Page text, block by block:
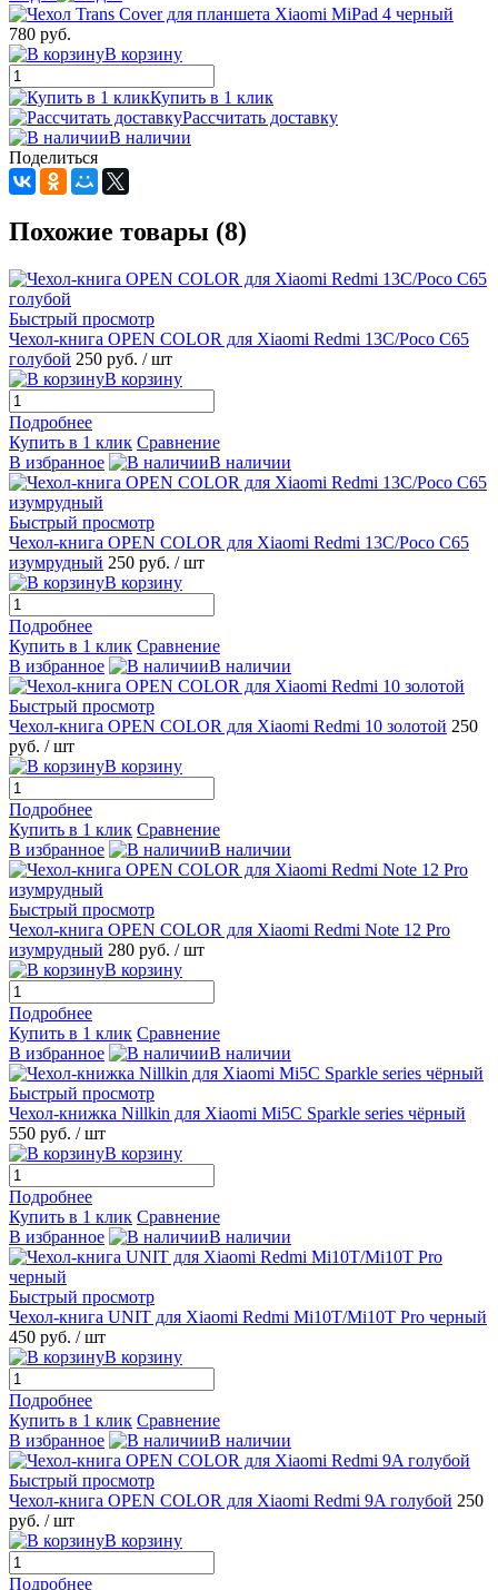
780 руб.
В корзину
Купить в 1 клик
Рассчитать доставку
В наличии
Поделиться
Похожие товары (8)
Быстрый просмотр
Чехол-книга OPEN COLOR для Xiaomi Redmi 13C/Poco C65
голубой 250 руб. / шт
В корзину
Подробнее
Купить в 1 клик Сравнение
В избранное
В наличии
Быстрый просмотр
Чехол-книга OPEN COLOR для Xiaomi Redmi 13C/Poco C65
изумрудный 250 руб. / шт
В корзину
Подробнее
Купить в 1 клик Сравнение
В избранное
В наличии
Быстрый просмотр
Чехол-книга OPEN COLOR для Xiaomi Redmi 10 золотой 250
руб. / шт
В корзину
Подробнее
Купить в 1 клик Сравнение
В избранное
В наличии
Быстрый просмотр
Чехол-книга OPEN COLOR для Xiaomi Redmi Note 12 Pro
изумрудный 280 руб. / шт
В корзину
Подробнее
Купить в 1 клик Сравнение
В избранное
В наличии
Быстрый просмотр
Чехол-книжка Nillkin для Xiaomi Mi5С Sparkle series чёрный
550 руб. / шт
В корзину
Подробнее
Купить в 1 клик Сравнение
В избранное
В наличии
Быстрый просмотр
Чехол-книга UNIT для Xiaomi Redmi Mi10T/Mi10T Pro черный
450 руб. / шт
В корзину
Подробнее
Купить в 1 клик Сравнение
В избранное
В наличии
Быстрый просмотр
Чехол-книга OPEN COLOR для Xiaomi Redmi 9A голубой 250
руб. / шт
В корзину
Подробнее